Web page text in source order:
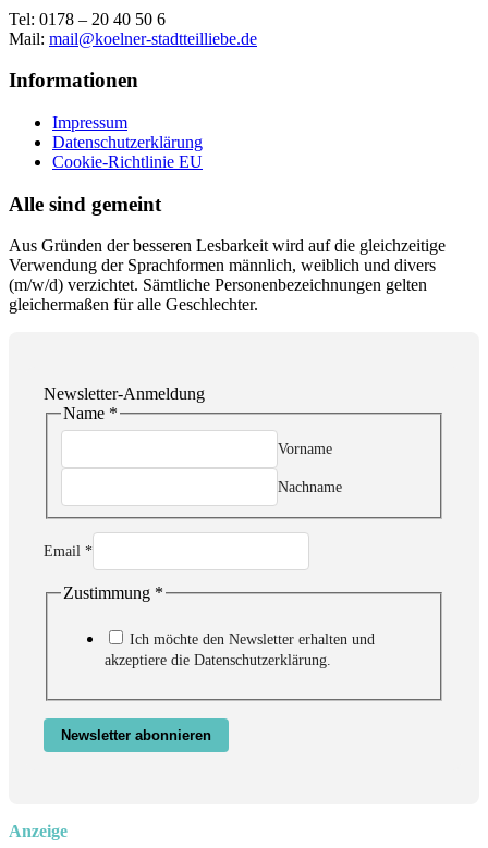
Tel: 0178 – 20 40 50 6
Mail: mail@koelner-stadtteilliebe.de
Informationen
Impressum
Datenschutzerklärung
Cookie-Richtlinie EU
Alle sind gemeint
Aus Gründen der besseren Lesbarkeit wird auf die gleichzeitige
Verwendung der Sprachformen männlich, weiblich und divers
(m/w/d) verzichtet. Sämtliche Personenbezeichnungen gelten
gleichermaßen für alle Geschlechter.
Newsletter-Anmeldung
Zustimmung
Email
Name *
Vorname
Nachname
Email *
Zustimmung *
Ich möchte den Newsletter erhalten und
akzeptiere die Datenschutzerklärung.
Newsletter abonnieren
Anzeige